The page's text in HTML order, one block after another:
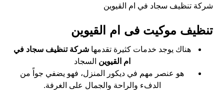
شركة تنظيف سجاد في ام القيوين
تنظيف موكيت فى ام القيوين
هناك يوجد خدمات كثيرة تقدمهاشركة تنظيف سجاد في
ام القيوين السجاد
هو عنصر مهم في ديكور المنزل، فهو يضفي جواً من
الدفء والراحة والجمال على الغرفة.